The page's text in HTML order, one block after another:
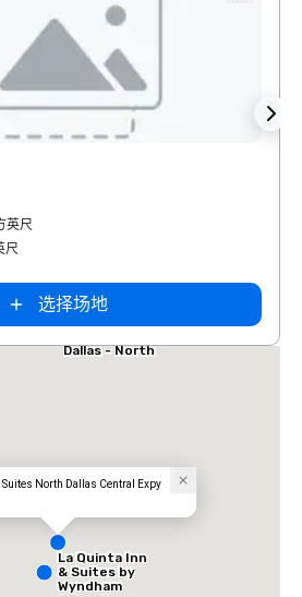
英尺
尺
选择场地
Suites North Dallas Central Expy
La Quinta Inn
& Suites by
Wyndham
Dallas - North